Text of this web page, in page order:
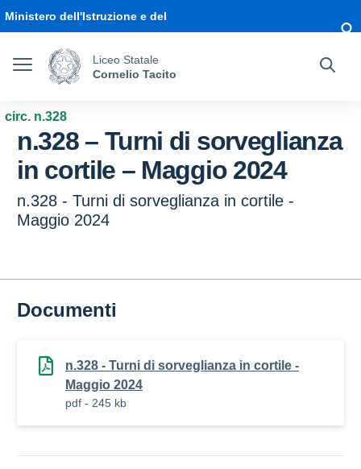
Ministero dell'Istruzione e del
Liceo Statale
Cornelio Tacito
circ. n.328
n.328 – Turni di sorveglianza
in cortile – Maggio 2024
n.328 - Turni di sorveglianza in cortile -
Maggio 2024
Documenti
n.328 - Turni di sorveglianza in cortile -
Maggio 2024
pdf - 245 kb